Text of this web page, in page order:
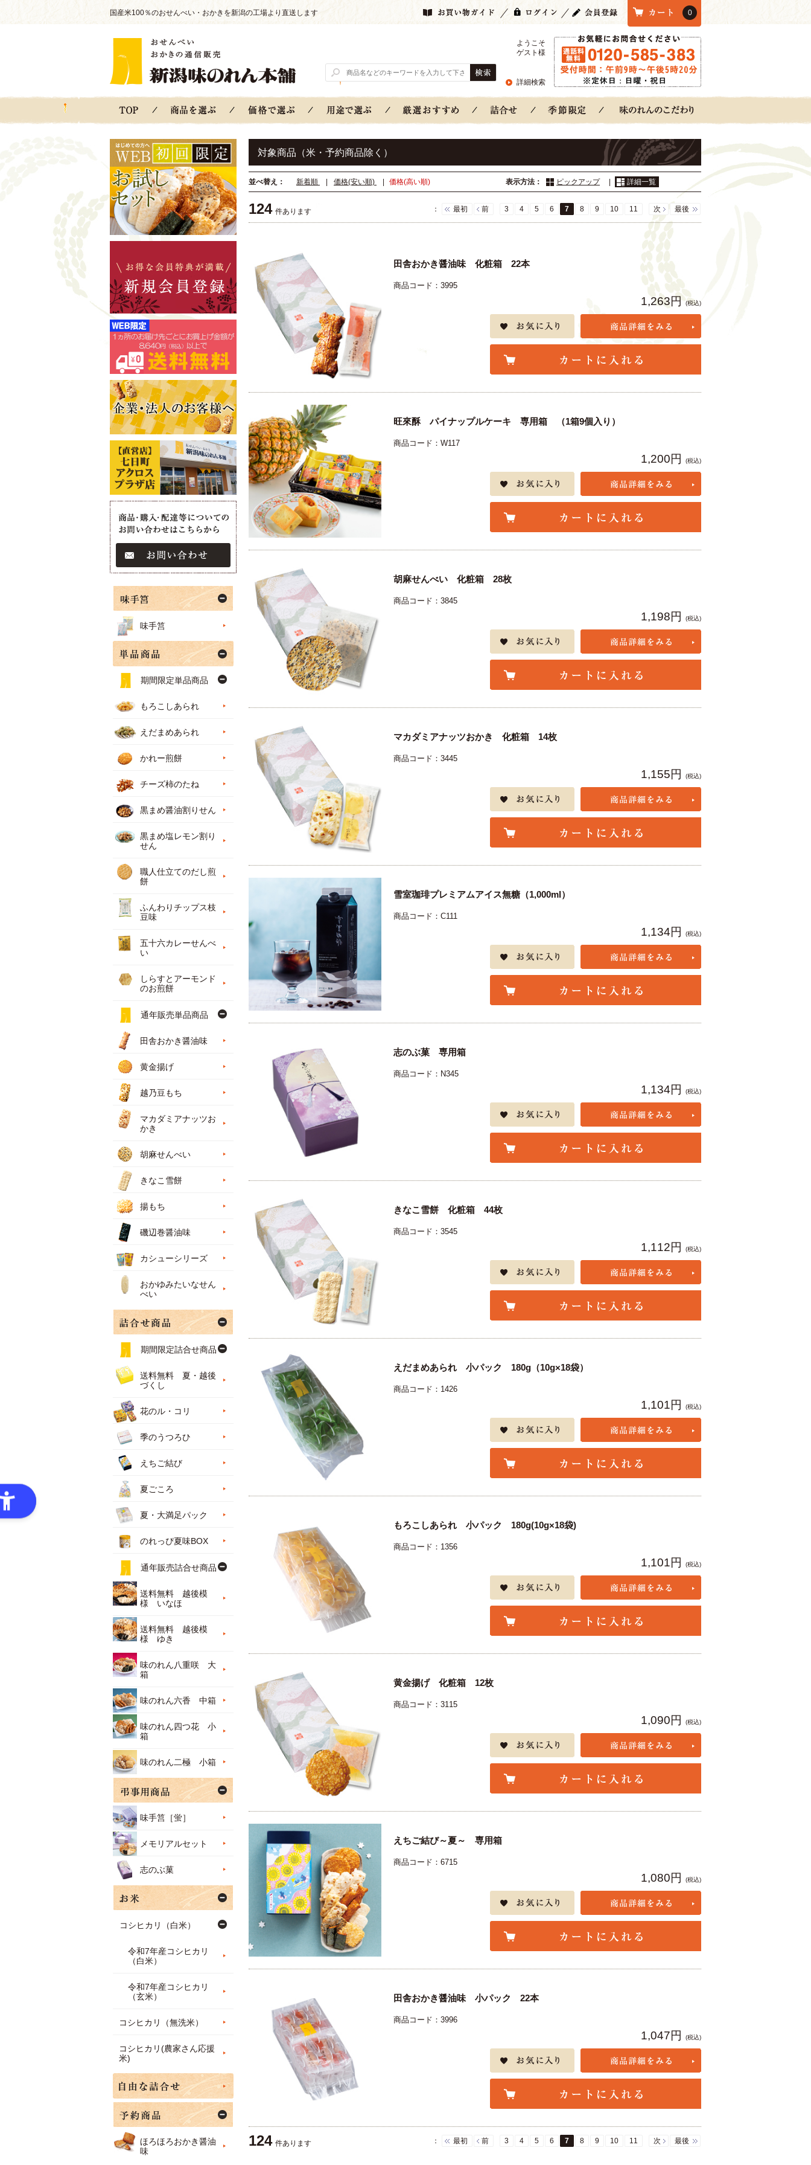
国産米100％のおせんべい・おかきを新潟の工場より直送します 0
ようこそ
ゲスト様
詳細検索
対象商品（米・予約商品除く）
表示方法： ピックアップ 詳細一覧
並べ替え： 新着順 価格(安い順) 価格(高い順)
124 件あります ： 最初 前 3 4 5 6 7 8 9 10 11 次 最後
田舎おかき醤油味 化粧箱 22本
商品コード：3995
1,263円 (税込)
旺來酥 パイナップルケーキ 専用箱 （1箱9個入り）
商品コード：W117
1,200円 (税込)
胡麻せんべい 化粧箱 28枚
商品コード：3845
1,198円 (税込)
マカダミアナッツおかき 化粧箱 14枚
商品コード：3445
1,155円 (税込)
雪室珈琲プレミアムアイス無糖（1,000ml）
商品コード：C111
1,134円 (税込)
志のぶ菓 専用箱
商品コード：N345
1,134円 (税込)
きなこ雪餅 化粧箱 44枚
商品コード：3545
1,112円 (税込)
えだまめあられ 小パック 180g（10g×18袋）
商品コード：1426
1,101円 (税込)
もろこしあられ 小パック 180g(10g×18袋)
商品コード：1356
1,101円 (税込)
黄金揚げ 化粧箱 12枚
商品コード：3115
1,090円 (税込)
えちご結び～夏～ 専用箱
商品コード：6715
1,080円 (税込)
田舎おかき醤油味 小パック 22本
商品コード：3996
1,047円 (税込)
124 件あります ： 最初 前 3 4 5 6 7 8 9 10 11 次 最後
味手筥
期間限定単品商品
もろこしあられ
えだまめあられ
かれー煎餅
チーズ柿のたね
黒まめ醤油割りせん
黒まめ塩レモン割り
せん
職人仕立てのだし煎
餅
ふんわりチップス枝
豆味
五十六カレーせんべ
い
しらすとアーモンド
のお煎餅
通年販売単品商品
田舎おかき醤油味
黄金揚げ
越乃豆もち
マカダミアナッツお
かき
胡麻せんべい
きなこ雪餅
揚もち
磯辺巻醤油味
カシューシリーズ
おかゆみたいなせん
べい
期間限定詰合せ商品
送料無料 夏・越後
づくし
花のル・コリ
季のうつろひ
えちご結び
夏ごころ
夏・大満足パック
のれっぴ夏味BOX
通年販売詰合せ商品
送料無料 越後模
様 いなほ
送料無料 越後模
様 ゆき
味のれん八重咲 大
箱
味のれん六香 中箱
味のれん四つ花 小
箱
味のれん二極 小箱
味手筥［蛍］
メモリアルセット
志のぶ菓
コシヒカリ（白米）
令和7年産コシヒカリ
（白米）
令和7年産コシヒカリ
（玄米）
コシヒカリ（無洗米）
コシヒカリ(農家さん応援
米)
ほろほろおかき醤油
味